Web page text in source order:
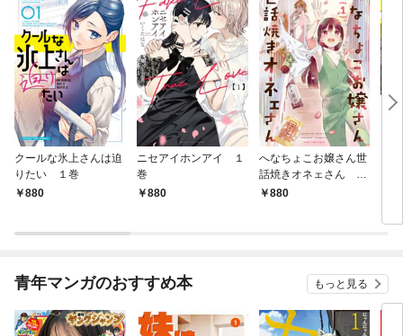
クールな氷上さんは迫
りたい １巻
880
ニセアイホンアイ １
巻
880
へなちょこお嬢さん世
話焼きオネェさん １
巻880
青年マンガのおすすめ本 もっと見る